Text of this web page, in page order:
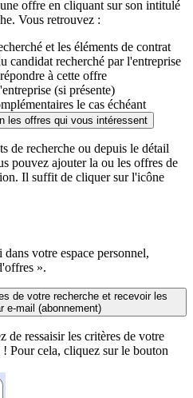
offre en cliquant sur son intitulé
Vous retrouvez :
et les éléments de contrat
candidat recherché par l'entreprise
à cette offre
(si présente)
le cas échéant
les offres qui vous intéressent
de recherche ou depuis le détail
pouvez ajouter la ou les offres de
Il suffit de cliquer sur l'icône
votre espace personnel,
».
de votre recherche et recevoir les
e-mail (abonnement)
de ressaisir les critères de votre
Pour cela, cliquez sur le bouton